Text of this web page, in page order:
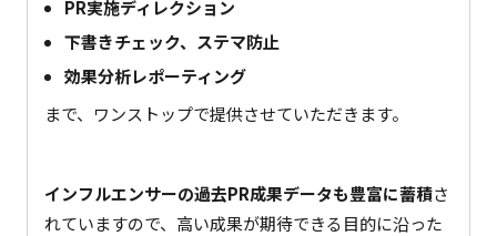
PR実施ディレクション
下書きチェック、ステマ防止
効果分析レポーティング
まで、ワンストップで提供させていただきます。
インフルエンサーの過去PR成果データも豊富に蓄積さ
れていますので、高い成果が期待できる目的に沿った